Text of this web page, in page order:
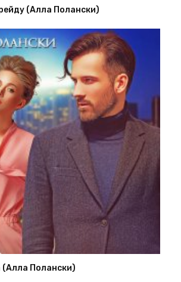
(Алла Полански)
(Алла Полански)